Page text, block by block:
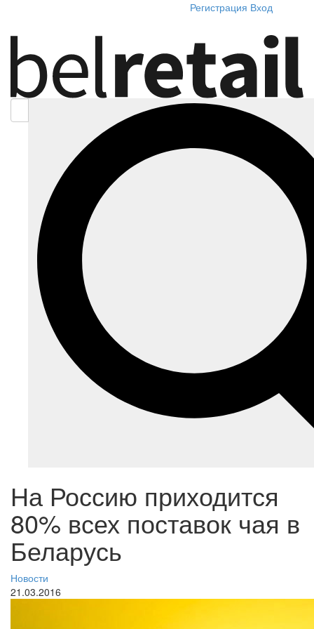
Регистрация Вход
На Россию приходится
80% всех поставок чая в
Беларусь
Новости
21.03.2016